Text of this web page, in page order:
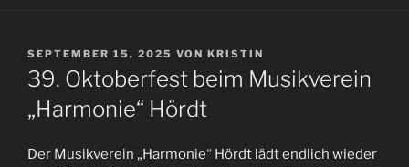
VERÖFFENTLICHT
AM
SEPTEMBER 15, 2025 VON KRISTIN
39. Oktoberfest beim Musikverein
„Harmonie“ Hördt
Der Musikverein „Harmonie“ Hördt lädt endlich wieder